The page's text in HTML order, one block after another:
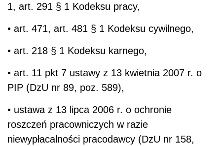
1, art. 291 § 1 Kodeksu pracy,
• art. 471, art. 481 § 1 Kodeksu cywilnego,
• art. 218 § 1 Kodeksu karnego,
• art. 11 pkt 7 ustawy z 13 kwietnia 2007 r. o
PIP (DzU nr 89, poz. 589),
• ustawa z 13 lipca 2006 r. o ochronie
roszczeń pracowniczych w razie
niewypłacalności pracodawcy (DzU nr 158,